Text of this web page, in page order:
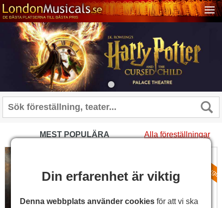
•
Alla föreställningar
MEST POPULÄRA
Jesus Christ Superstar
(London Palladium)
Ingen bokningsavgift
Din erfarenhet är viktig
Denna webbplats använder cookies för att vi ska